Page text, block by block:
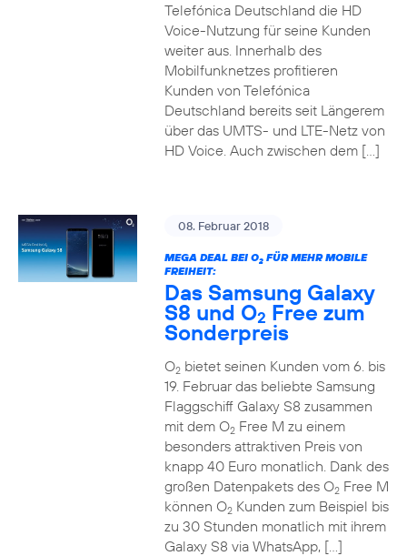
Telefónica Deutschland die HD
Voice-Nutzung für seine Kunden
weiter aus. Innerhalb des
Mobilfunknetzes profitieren
Kunden von Telefónica
Deutschland bereits seit Längerem
über das UMTS- und LTE-Netz von
HD Voice. Auch zwischen dem […]
08. Februar 2018
MEGA DEAL BEI O2FÜR MEHR MOBILE
FREIHEIT:
Das Samsung Galaxy
S8 und O2 Free zum
Sonderpreis
O2bietet seinen Kunden vom 6. bis
19. Februar das beliebte Samsung
Flaggschiff Galaxy S8 zusammen
mit dem O2Free M zu einem
besonders attraktiven Preis von
knapp 40 Euro monatlich. Dank des
großen Datenpakets des O2Free M
können O2Kunden zum Beispiel bis
zu 30 Stunden monatlich mit ihrem
Galaxy S8 via WhatsApp, […]